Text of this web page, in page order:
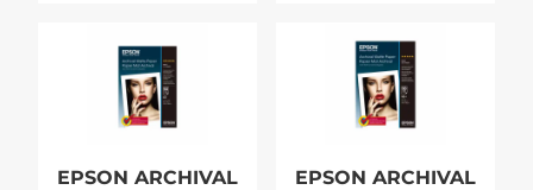
EPSON ARCHIVAL
EPSON ARCHIVAL